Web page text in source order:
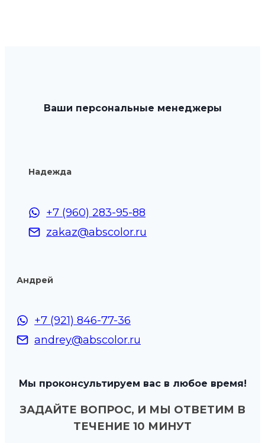
Ваши персональные менеджеры
Надежда
+7 (960) 283-95-88
zakaz@abscolor.ru
Андрей
+7 (921) 846-77-36
andrey@abscolor.ru
Мы проконсультируем вас в любое время!
ЗАДАЙТЕ ВОПРОС, И МЫ ОТВЕТИМ В
ТЕЧЕНИЕ 10 МИНУТ